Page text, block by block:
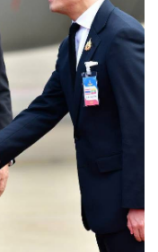
พระราชบัญญัติ